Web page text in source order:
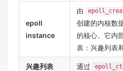
epoll
instance
由
创建的内核数
的核心。它内
表：兴趣列表
兴趣列表
通过